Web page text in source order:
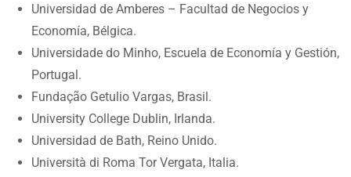
Universidad de Amberes – Facultad de Negocios y
Economía, Bélgica.
Universidade do Minho, Escuela de Economía y Gestión,
Portugal.
Fundação Getulio Vargas, Brasil.
University College Dublin, Irlanda.
Universidad de Bath, Reino Unido.
Università di Roma Tor Vergata, Italia.